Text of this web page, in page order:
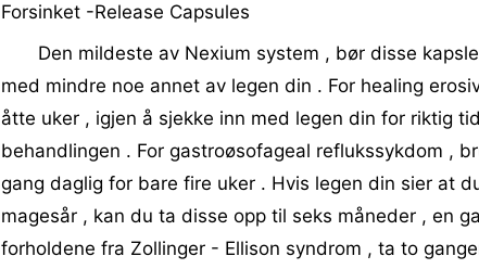
Forsinket -Release Capsules
Den mildeste av Nexium system , bør disse
med mindre noe annet av legen din . For healing
åtte uker , igjen å sjekke inn med legen din for riktig
behandlingen . For gastroøsofageal reflukssykdom ,
gang daglig for bare fire uker . Hvis legen din sier at
magesår , kan du ta disse opp til seks måneder , en
forholdene fra Zollinger - Ellison syndrom , ta to